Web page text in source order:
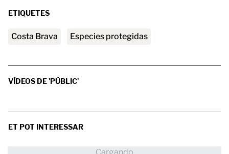
ETIQUETES
Costa Brava especies protegidas
VÍDEOS DE 'PÚBLIC'
ET POT INTERESSAR